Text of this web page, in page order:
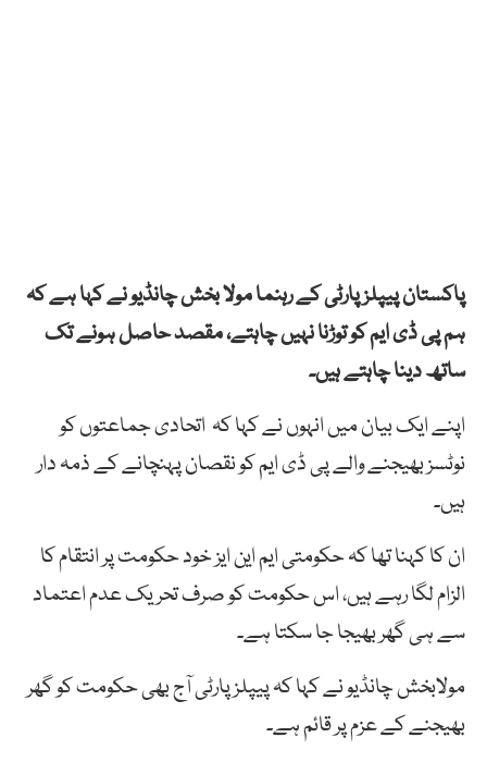
پاکستان پیپلز پارٹی کے رہنما مولا بخش چانڈیو نے کہا ہے کہ
ہم پی ڈی ایم کو توڑنا نہیں چاہتے، مقصد حاصل ہونے تک
ساتھ دینا چاہتے ہیں۔
اپنے ایک بیان میں انہوں نے کہا کہ اتحادی جماعتوں کو
نوٹسز بھیجنے والے پی ڈی ایم کو نقصان پہنچانے کے ذمہ دار
ہیں۔
ان کا کہنا تھا کہ حکومتی ایم این ایز خود حکومت پر انتقام کا
الزام لگا رہے ہیں، اس حکومت کو صرف تحریک عدم اعتماد
سے ہی گھر بھیجا جا سکتا ہے۔
مولابخش چانڈیو نے کہا کہ پیپلز پارٹی آج بھی حکومت کو گھر
بھیجنے کے عزم پر قائم ہے۔